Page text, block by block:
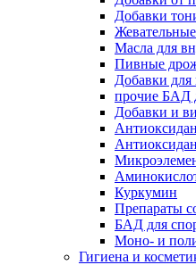
Добавки
Масла для
Пивные
Добавки
прочие БАД
Добавки и
Куркумин
Препараты
БАД для
Моно- и
Гигиена и